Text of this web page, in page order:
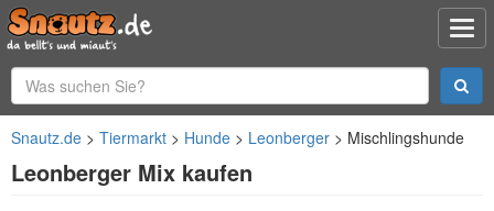
Snautz.de Tiermarkt Hunde Leonberger Mischlingshunde
Leonberger Mix kaufen